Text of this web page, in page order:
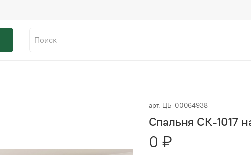
арт. ЦБ-00064938
Спальня СК-1017
0 ₽